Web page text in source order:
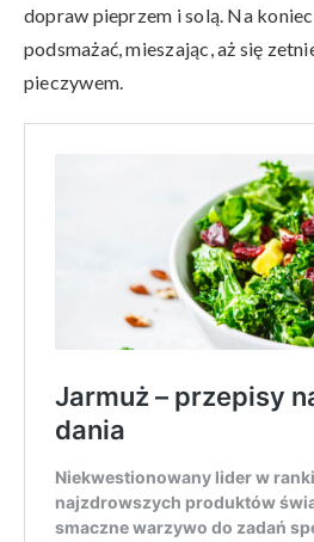
dopraw pieprzem i solą. Na
podsmażać, mieszając, aż się
pieczywem.